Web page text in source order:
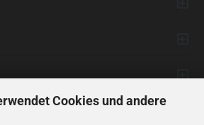
Cookies und andere